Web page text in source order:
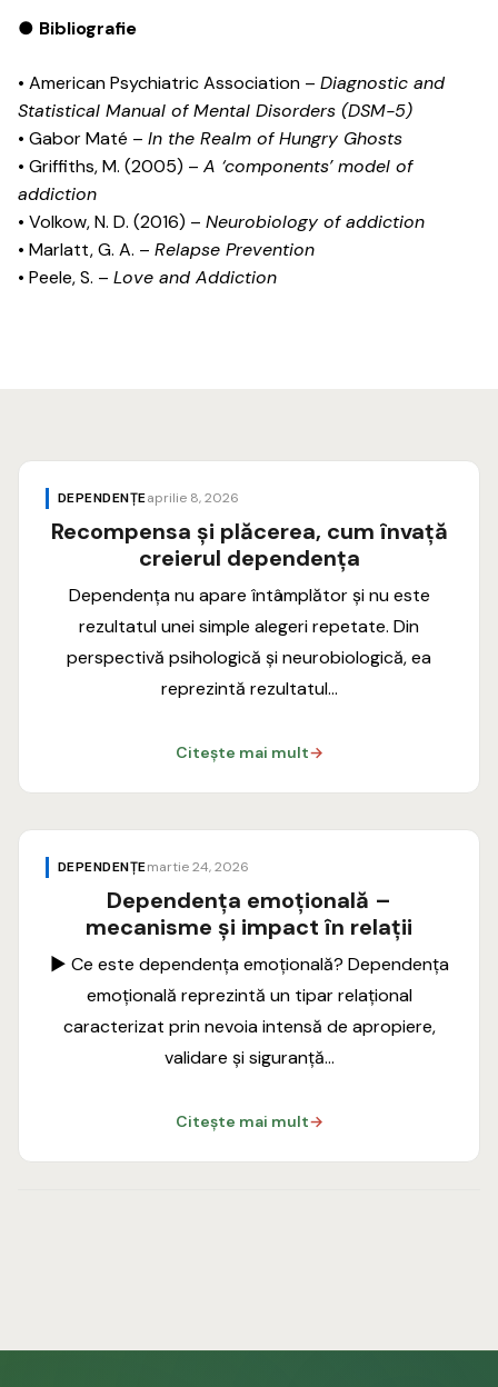
● Bibliografie
• American Psychiatric Association – Diagnostic and
Statistical Manual of Mental Disorders (DSM-5)
• Gabor Maté – In the Realm of Hungry Ghosts
• Griffiths, M. (2005) – A ‘components’ model of
addiction
• Volkow, N. D. (2016) – Neurobiology of addiction
• Marlatt, G. A. – Relapse Prevention
• Peele, S. – Love and Addiction
DEPENDENȚEaprilie 8, 2026
Recompensa și plăcerea, cum învață
creierul dependența
Dependența nu apare întâmplător și nu este
rezultatul unei simple alegeri repetate. Din
perspectivă psihologică și neurobiologică, ea
reprezintă rezultatul…
Citește mai mult→
DEPENDENȚEmartie 24, 2026
Dependența emoțională –
mecanisme și impact în relații
► Ce este dependența emoțională? Dependența
emoțională reprezintă un tipar relațional
caracterizat prin nevoia intensă de apropiere,
validare și siguranță…
Citește mai mult→